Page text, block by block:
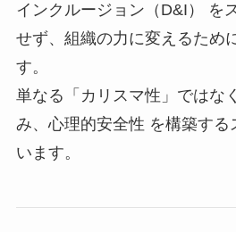
インクルージョン（D&I） を
せず、組織の力に変えるため
す。
単なる「カリスマ性」ではな
み、心理的安全性 を構築する
います。